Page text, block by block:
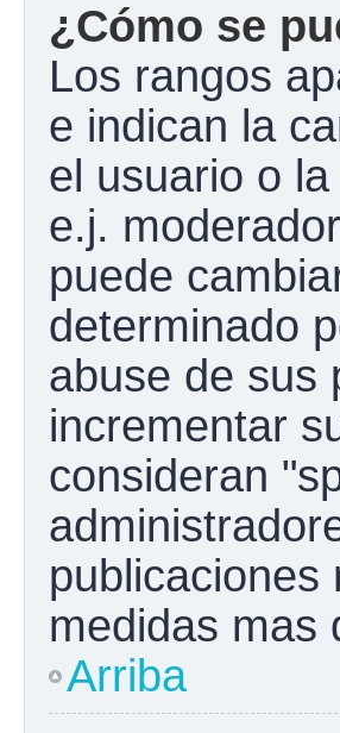
¿Cómo se
Los rangos
e indican la
el usuario o
e.j.
puede
determinado
abuse de sus
incrementar
consideran
publicaciones
medidas mas
Arriba